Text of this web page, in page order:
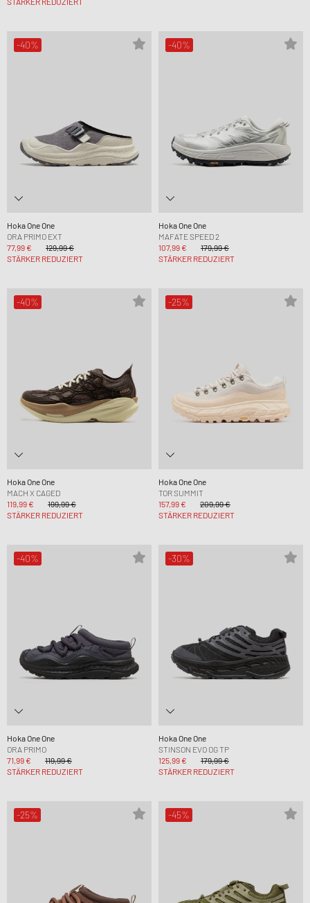
-40%
Hoka One One
ORA PRIMO EXT
77,99 €
129,99 €
STÄRKER REDUZIERT
-40%
Hoka One One
MAFATE SPEED 2
107,99 €
179,99 €
STÄRKER REDUZIERT
-40%
Hoka One One
MACH X CAGED
119,99 €
199,99 €
STÄRKER REDUZIERT
-25%
Hoka One One
TOR SUMMIT
157,99 €
209,99 €
STÄRKER REDUZIERT
-40%
Hoka One One
ORA PRIMO
71,99 €
119,99 €
STÄRKER REDUZIERT
-30%
Hoka One One
STINSON EVO OG TP
125,99 €
179,99 €
STÄRKER REDUZIERT
-25% -45%